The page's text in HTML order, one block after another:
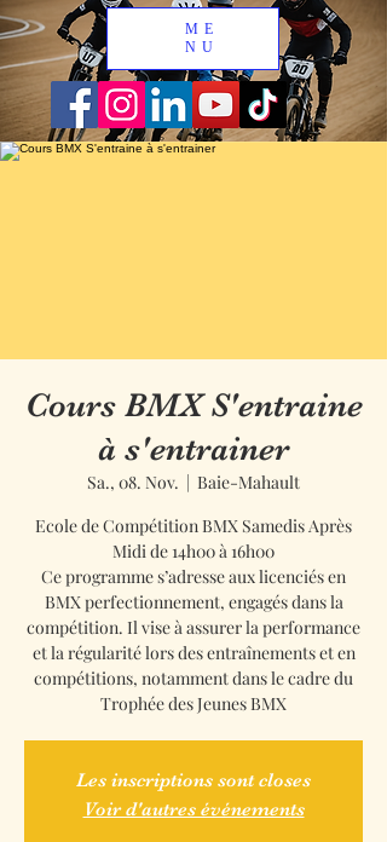
ME
NU
Cours BMX S'entraine
à s'entrainer
Sa., 08. Nov.
  |
Baie-Mahault
Ecole de Compétition BMX Samedis Après
Midi de 14h00 à 16h00
Ce programme s’adresse aux licenciés en
BMX perfectionnement, engagés dans la
compétition. Il vise à assurer la performance
et la régularité lors des entraînements et en
compétitions, notamment dans le cadre du
Trophée des Jeunes BMX
Les inscriptions sont closes
Voir d'autres événements